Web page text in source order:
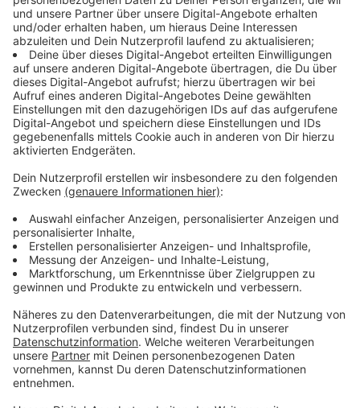
Systemfehler am wahrscheinlichsten
Anzeige
Dass dieser Fehler in der Fabrik durch einen Menschen
ausgelöst wurde, ließ sich nicht nachweisen. Daher
geht man schlicht von einem Systemfehler aus. Weiter
ermittelt wird erstmal nicht.
Anzeige
Großbrand ohne Verletzte
Anzeige
Im Oktober 2024 war die große Lagerhalle von
Dynamit Nobel in Manfort komplett abgebrannt.
Verletzt wurde niemand, die Feuerwehr hatte aber
lange mit den Flammen zu kämpfen und eine riesige
Rauchwolke zog über die Stadt.